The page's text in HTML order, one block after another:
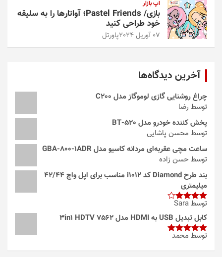
اپ بازار
بازی/ Pastel Friends؛ آواتارها را به سلیقه
خود طراحی کنید
07 آوریل 2024 پاورتل
آخرین دیدگاه‌ها
چراغ روشنایی گازی لوموگاز مدل C200
توسط رضا
پخش کننده خودرو مدل 520-BT
توسط محسن پاشایی
ساعت مچی عقربه‌ای مردانه کاسیو مدل GBA-800-1ADR
توسط حسن زاده
بند طرح Diamond کد i1012 مناسب برای اپل واچ 42/44
میلیمتری
امتیاز4
از 5
توسط Sara
کابل تبدیل USB به HDMI مدل 3in1 HDTV 7562
امتیاز5از
توسط محمد